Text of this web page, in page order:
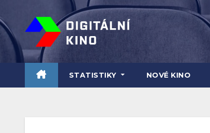
to
content
STATISTIKY NOVÉ KINO